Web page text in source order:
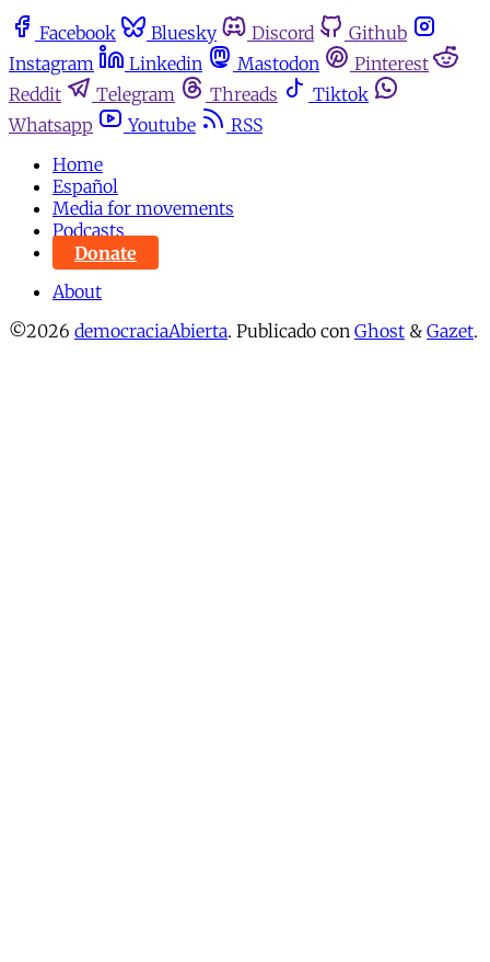
Facebook Bluesky Discord
Github
Instagram
Linkedin Mastodon
Pinterest
Reddit
Telegram Threads
Tiktok
Whatsapp
Youtube
RSS
Home
Español
Media for movements
Podcasts
Donate
About
©2026 democraciaAbierta. Publicado con Ghost & Gazet.